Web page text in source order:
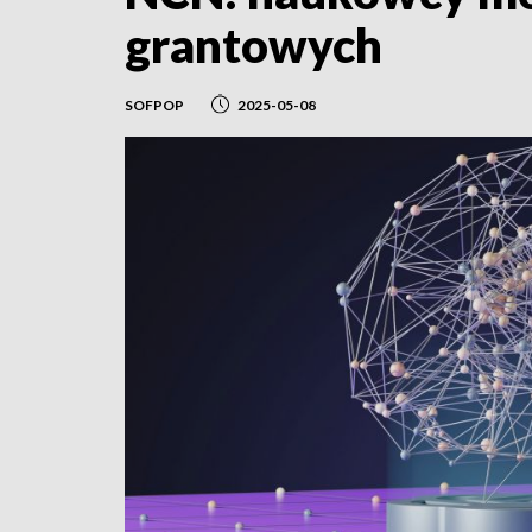
grantowych
SOFPOP 2025-05-08